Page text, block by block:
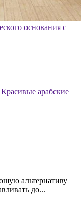
основания с
арабские
альтернативу
до...